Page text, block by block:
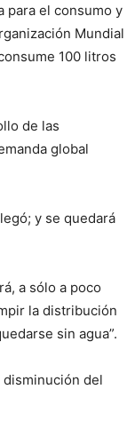
para el consumo y
Mundial
100 litros
de las
global
y se quedará
a sólo a poco
la distribución
sin agua”.
disminución del